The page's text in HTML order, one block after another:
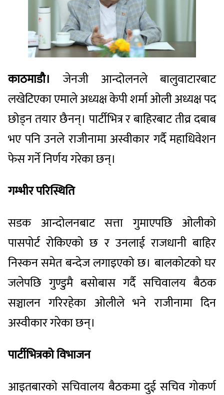
काठमाडौ। जेनजी आन्दोलनले बालुवाटारबाट
लखेटिएका एमाले अध्यक्ष केपी शर्मा ओली अध्यक्ष पद
छोड्न तयार छैनन्। पार्टीभित्र र बाहिरबाट तीव्र दबाब
भए पनि उनले राजीनामा अस्वीकार गर्दै महाधिवेशन
फेस गर्ने निर्णय गरेका छन्।
गम्भीर परिस्थिति
सडक आन्दोलनबाट सत्ता गुमाएपछि ओलीको
पासपोर्ट रोकिएको छ र उनलाई राजधानी बाहिर
निस्कन समेत बन्देज लगाइएको छ। बालकोटको घर
जलेपछि गुण्डुमै बसोबास गर्दै सचिवालय बैठक
सञ्चालन गरिरहेका ओलीले भने राजीनामा दिन
अस्वीकार गरेका छन्।
पार्टीभित्रको विभाजन
आइतबारको सचिवालय बैठकमा दुई सचिव गोकर्ण